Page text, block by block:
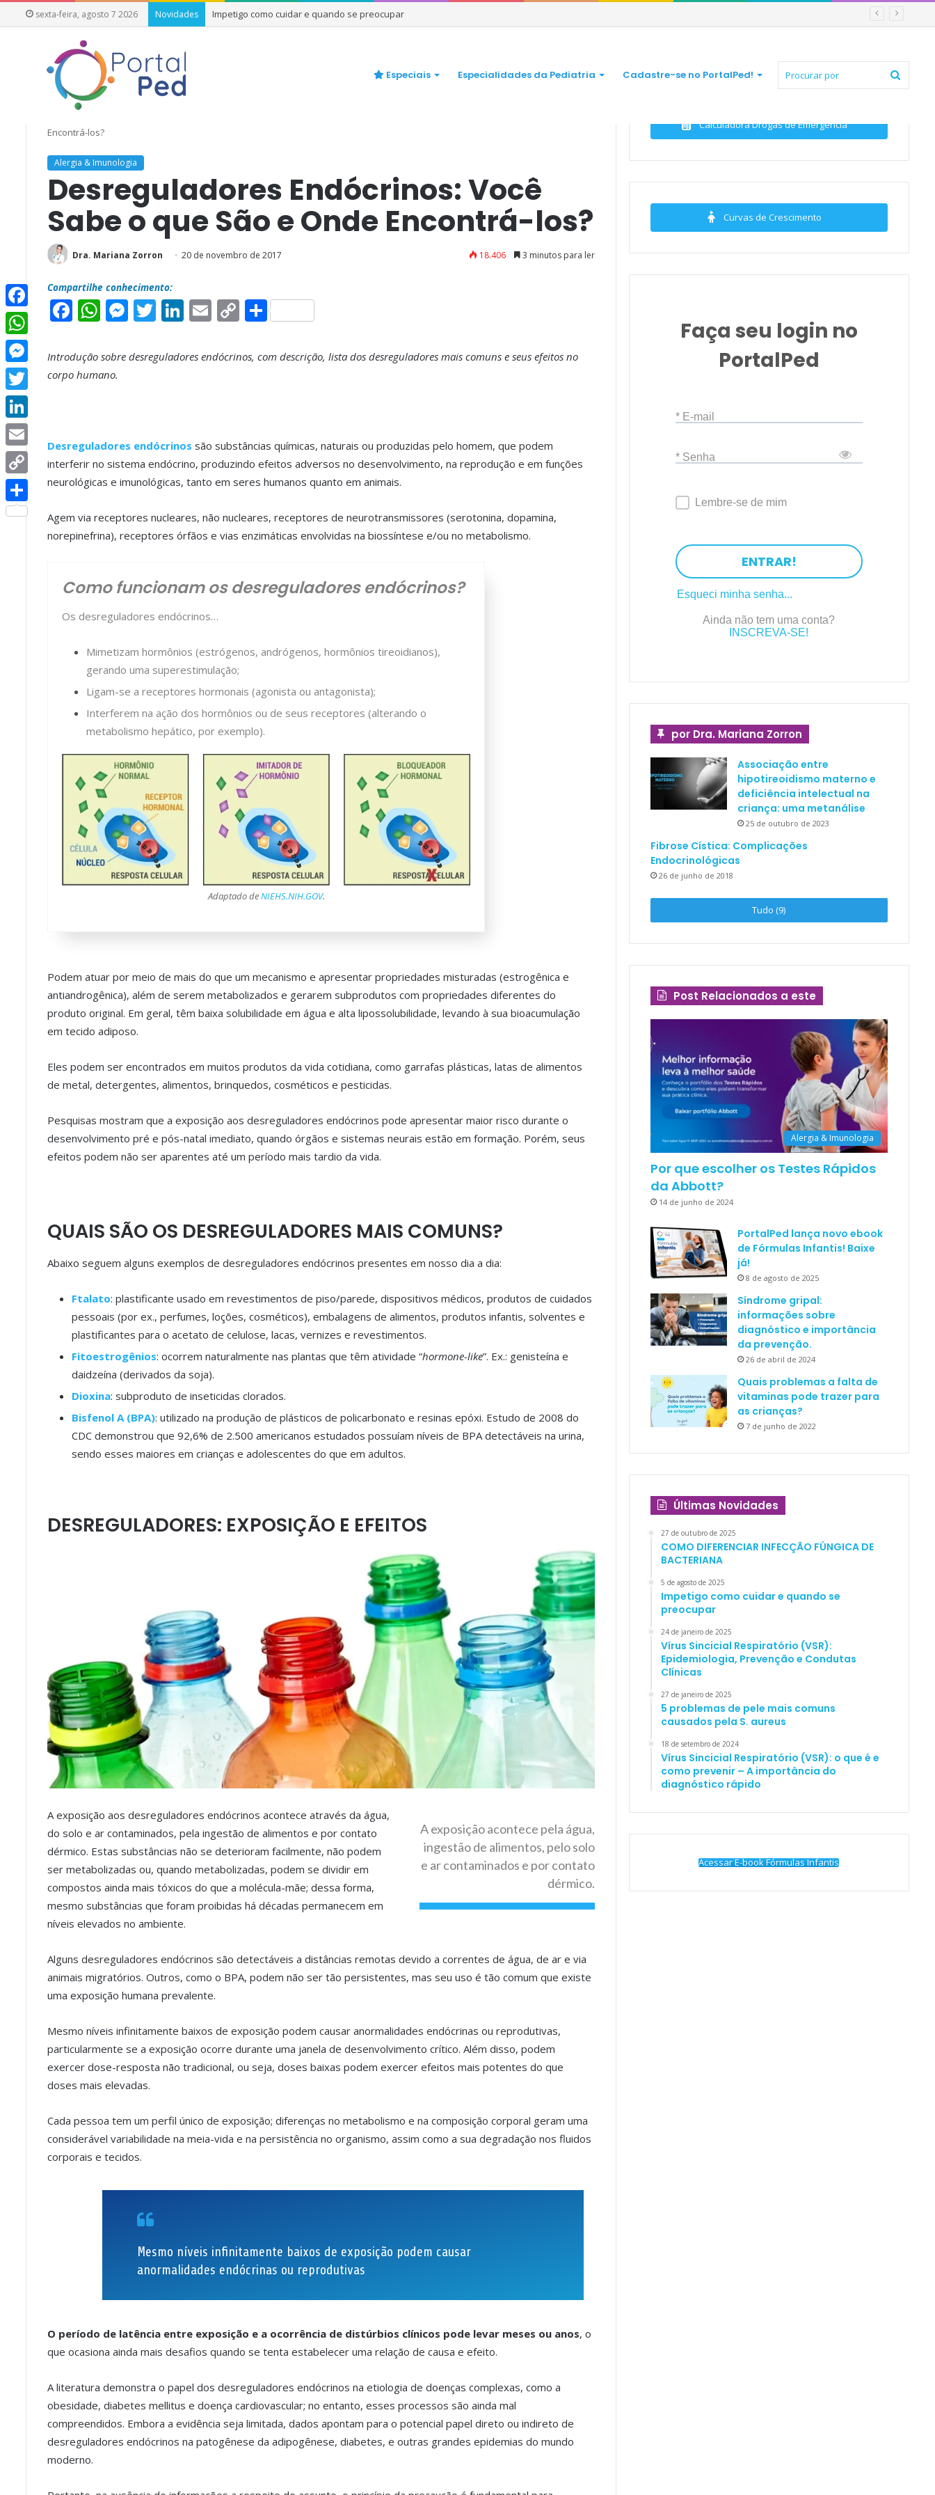
sexta-feira, agosto 7 2026 Novidades Impetigo como cuidar e quando se preocupar
Especiais Especialidades da Pediatria Cadastre-se no PortalPed!
Encontrá-los?
Alergia & Imunologia
Desreguladores Endócrinos: Você
Sabe o que São e Onde Encontrá-los?
Dra. Mariana Zorron 20 de novembro de 2017 18.406 3 minutos para ler
Compartilhe conhecimento:
F
a
c
e
o
k
W
h
a
t
p
p
M
e
s
g
e
r
T
w
it
L
i
n
I
n
E
m
a
C
o
p
n
k
S
h
a
Introdução sobre desreguladores endócrinos, com descrição, lista dos desreguladores mais comuns e seus efeitos no
corpo humano.
Desreguladores endócrinos são substâncias químicas, naturais ou produzidas pelo homem, que podem
interferir no sistema endócrino, produzindo efeitos adversos no desenvolvimento, na reprodução e em funções
neurológicas e imunológicas, tanto em seres humanos quanto em animais.
Agem via receptores nucleares, não nucleares, receptores de neurotransmissores (serotonina, dopamina,
norepinefrina), receptores órfãos e vias enzimáticas envolvidas na biossíntese e/ou no metabolismo.
Como funcionam os desreguladores endócrinos?
Os desreguladores endócrinos…
Mimetizam hormônios (estrógenos, andrógenos, hormônios tireoidianos),
gerando uma superestimulação;
Ligam-se a receptores hormonais (agonista ou antagonista);
Interferem na ação dos hormônios ou de seus receptores (alterando o
metabolismo hepático, por exemplo).
Adaptado deNIEHS.NIH.GOV.
Podem atuar por meio de mais do que um mecanismo e apresentar propriedades misturadas (estrogênica e
antiandrogênica), além de serem metabolizados e gerarem subprodutos com propriedades diferentes do
produto original. Em geral, têm baixa solubilidade em água e alta lipossolubilidade, levando à sua bioacumulação
em tecido adiposo.
Eles podem ser encontrados em muitos produtos da vida cotidiana, como garrafas plásticas, latas de alimentos
de metal, detergentes, alimentos, brinquedos, cosméticos e pesticidas.
Pesquisas mostram que a exposição aos desreguladores endócrinos pode apresentar maior risco durante o
desenvolvimento pré e pós-natal imediato, quando órgãos e sistemas neurais estão em formação. Porém, seus
efeitos podem não ser aparentes até um período mais tardio da vida.
QUAIS SÃO OS DESREGULADORES MAIS COMUNS?
Abaixo seguem alguns exemplos de desreguladores endócrinos presentes em nosso dia a dia:
Ftalato: plastificante usado em revestimentos de piso/parede, dispositivos médicos, produtos de cuidados
pessoais (por ex., perfumes, loções, cosméticos), embalagens de alimentos, produtos infantis, solventes e
plastificantes para o acetato de celulose, lacas, vernizes e revestimentos.
Fitoestrogênios: ocorrem naturalmente nas plantas que têm atividade “hormone-like”. Ex.: genisteína e
daidzeína (derivados da soja).
Dioxina: subproduto de inseticidas clorados.
Bisfenol A (BPA): utilizado na produção de plásticos de policarbonato e resinas epóxi. Estudo de 2008 do
CDC demonstrou que 92,6% de 2.500 americanos estudados possuíam níveis de BPA detectáveis na urina,
sendo esses maiores em crianças e adolescentes do que em adultos.
DESREGULADORES: EXPOSIÇÃO E EFEITOS
A exposição acontece pela água,
ingestão de alimentos, pelo solo
e ar contaminados e por contato
dérmico.
A exposição aos desreguladores endócrinos acontece através da água,
do solo e ar contaminados, pela ingestão de alimentos e por contato
dérmico. Estas substâncias não se deterioram facilmente, não podem
ser metabolizadas ou, quando metabolizadas, podem se dividir em
compostos ainda mais tóxicos do que a molécula-mãe; dessa forma,
mesmo substâncias que foram proibidas há décadas permanecem em
níveis elevados no ambiente.
Alguns desreguladores endócrinos são detectáveis a distâncias remotas devido a correntes de água, de ar e via
animais migratórios. Outros, como o BPA, podem não ser tão persistentes, mas seu uso é tão comum que existe
uma exposição humana prevalente.
Mesmo níveis infinitamente baixos de exposição podem causar anormalidades endócrinas ou reprodutivas,
particularmente se a exposição ocorre durante uma janela de desenvolvimento crítico. Além disso, podem
exercer dose-resposta não tradicional, ou seja, doses baixas podem exercer efeitos mais potentes do que
doses mais elevadas.
Cada pessoa tem um perfil único de exposição; diferenças no metabolismo e na composição corporal geram uma
considerável variabilidade na meia-vida e na persistência no organismo, assim como a sua degradação nos fluidos
corporais e tecidos.
Mesmo níveis infinitamente baixos de exposição podem causar
anormalidades endócrinas ou reprodutivas
O período de latência entre exposição e a ocorrência de distúrbios clínicos pode levar meses ou anos, o
que ocasiona ainda mais desafios quando se tenta estabelecer uma relação de causa e efeito.
A literatura demonstra o papel dos desreguladores endócrinos na etiologia de doenças complexas, como a
obesidade, diabetes mellitus e doença cardiovascular; no entanto, esses processos são ainda mal
compreendidos. Embora a evidência seja limitada, dados apontam para o potencial papel direto ou indireto de
desreguladores endócrinos na patogênese da adipogênese, diabetes, e outras grandes epidemias do mundo
moderno.
Calculadora Drogas de Emergência
Curvas de Crescimento
Faça seu login no
PortalPed
* E-mail
* Senha
Lembre-se de mim
ENTRAR!
Esqueci minha senha...
Ainda não tem uma conta?
INSCREVA-SE!
por Dra. Mariana Zorron
Associação entre
hipotireoidismo materno e
deficiência intelectual na
criança: uma metanálise
25 de outubro de 2023
Fibrose Cística: Complicações
Endocrinológicas
26 de junho de 2018
Tudo (9)
Post Relacionados a este
Alergia & Imunologia
Por que escolher os Testes Rápidos
da Abbott?
14 de junho de 2024
PortalPed lança novo ebook
de Fórmulas Infantis! Baixe
já!
8 de agosto de 2025
Síndrome gripal:
informações sobre
diagnóstico e importância
da prevenção.
26 de abril de 2024
Quais problemas a falta de
vitaminas pode trazer para
as crianças?
7 de junho de 2022
Últimas Novidades
27 de outubro de 2025
COMO DIFERENCIAR INFECÇÃO FÚNGICA DE
BACTERIANA
5 de agosto de 2025
Impetigo como cuidar e quando se
preocupar
24 de janeiro de 2025
Vírus Sincicial Respiratório (VSR):
Epidemiologia, Prevenção e Condutas
Clínicas
27 de janeiro de 2025
5 problemas de pele mais comuns
causados pela S. aureus
18 de setembro de 2024
Vírus Sincicial Respiratório (VSR): o que é e
como prevenir – A importância do
diagnóstico rápido
Acessar E-book Fórmulas Infantis
Facebook
WhatsApp
Messenger
Twitter
LinkedIn
Email
Copy
Link
Share